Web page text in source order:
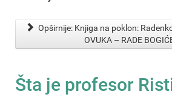
Opširnije: Knjiga na poklon:
OVUKA – RADE
Šta je profesor